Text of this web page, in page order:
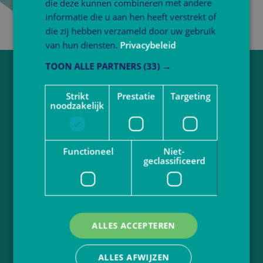
Vragen over werken bij Atlant?
Neem contact op via sollicitatie@atlantbo.nl
Bekijk actuele vacatures
atlantbasisonderwijs.nl
die deze kunnen combineren met andere
informatie die u aan hen heeft verstrekt of
die zij hebben verzameld door uw gebruik
van hun diensten. Privacybeleid
TOON ALLE PARTNERS(33) →
Strikt
noodzakelijk
Prestatie Targeting
Functioneel
Niet-
geclassificeerd
ALLES ACCEPTEREN
ALLES AFWIJZEN